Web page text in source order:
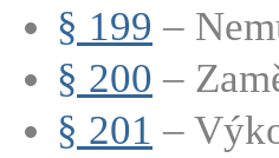
§ 199 –
§ 200 –
§ 201 –